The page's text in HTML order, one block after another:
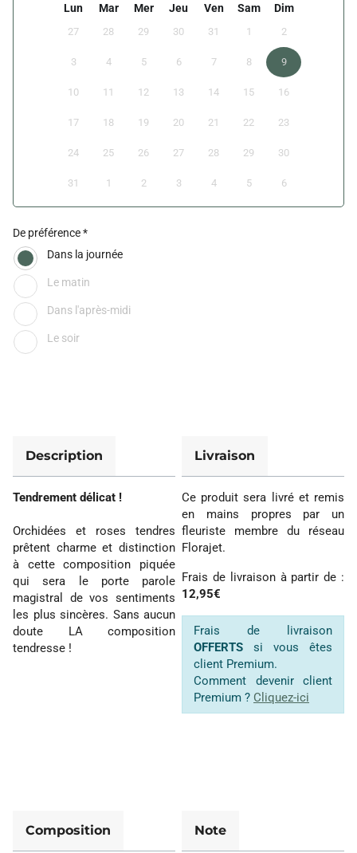
Lun Mar Mer Jeu Ven Sam Dim
27 28 29 30 31 1 2
3 4 5 6 7 8 9
10 11 12 13 14 15 16
17 18 19 20 21 22 23
24 25 26 27 28 29 30
31 1 2 3 4 5 6
De préférence
Dans la journée
Le matin
Dans l'après-midi
Le soir
Description
Tendrement délicat !
Orchidées et roses tendres
prêtent charme et distinction
à cette composition piquée
qui sera le porte parole
magistral de vos sentiments
les plus sincères. Sans aucun
doute LA composition
tendresse !
Livraison
Ce produit sera livré et remis
en mains propres par un
fleuriste membre du réseau
Florajet.
Frais de livraison à partir de :
12,95€
Frais de livraison
OFFERTS si vous êtes
client Premium.
Comment devenir client
Premium ? Cliquez-ici
Composition Note